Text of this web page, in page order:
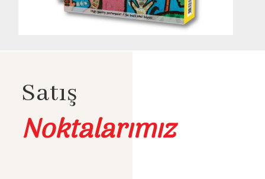
Satış
Noktalarımız